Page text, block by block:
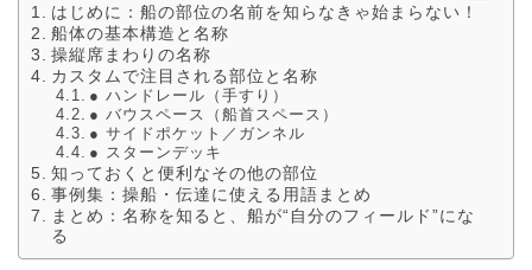
はじめに：船の部位の名前を知らなきゃ始まらない！
船体の基本構造と名称
操縦席まわりの名称
カスタムで注目される部位と名称
● ハンドレール（手すり）
● バウスペース（船首スペース）
● サイドポケット／ガンネル
● スターンデッキ
知っておくと便利なその他の部位
事例集：操船・伝達に使える用語まとめ
まとめ：名称を知ると、船が“自分のフィールド”にな
る